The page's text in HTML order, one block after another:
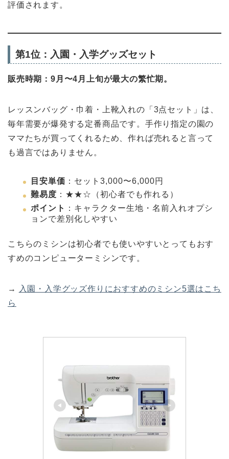
評価されます。
第1位：入園・入学グッズセット
販売時期：9月〜4月上旬が最大の繁忙期。
レッスンバッグ・巾着・上靴入れの「3点セット」は、
毎年需要が爆発する定番商品です。手作り指定の園の
ママたちが買ってくれるため、作れば売れると言って
も過言ではありません。
目安単価 ：セット3,000〜6,000円
難易度 ：★★☆（初心者でも作れる）
ポイント
：キャラクター生地・名前入れオプシ
ョンで差別化しやすい
こちらのミシンは初心者でも使いやすいとってもおす
すめのコンピューターミシンです。
→
入園・入学グッズ作りにおすすめのミシン5選はこち
ら